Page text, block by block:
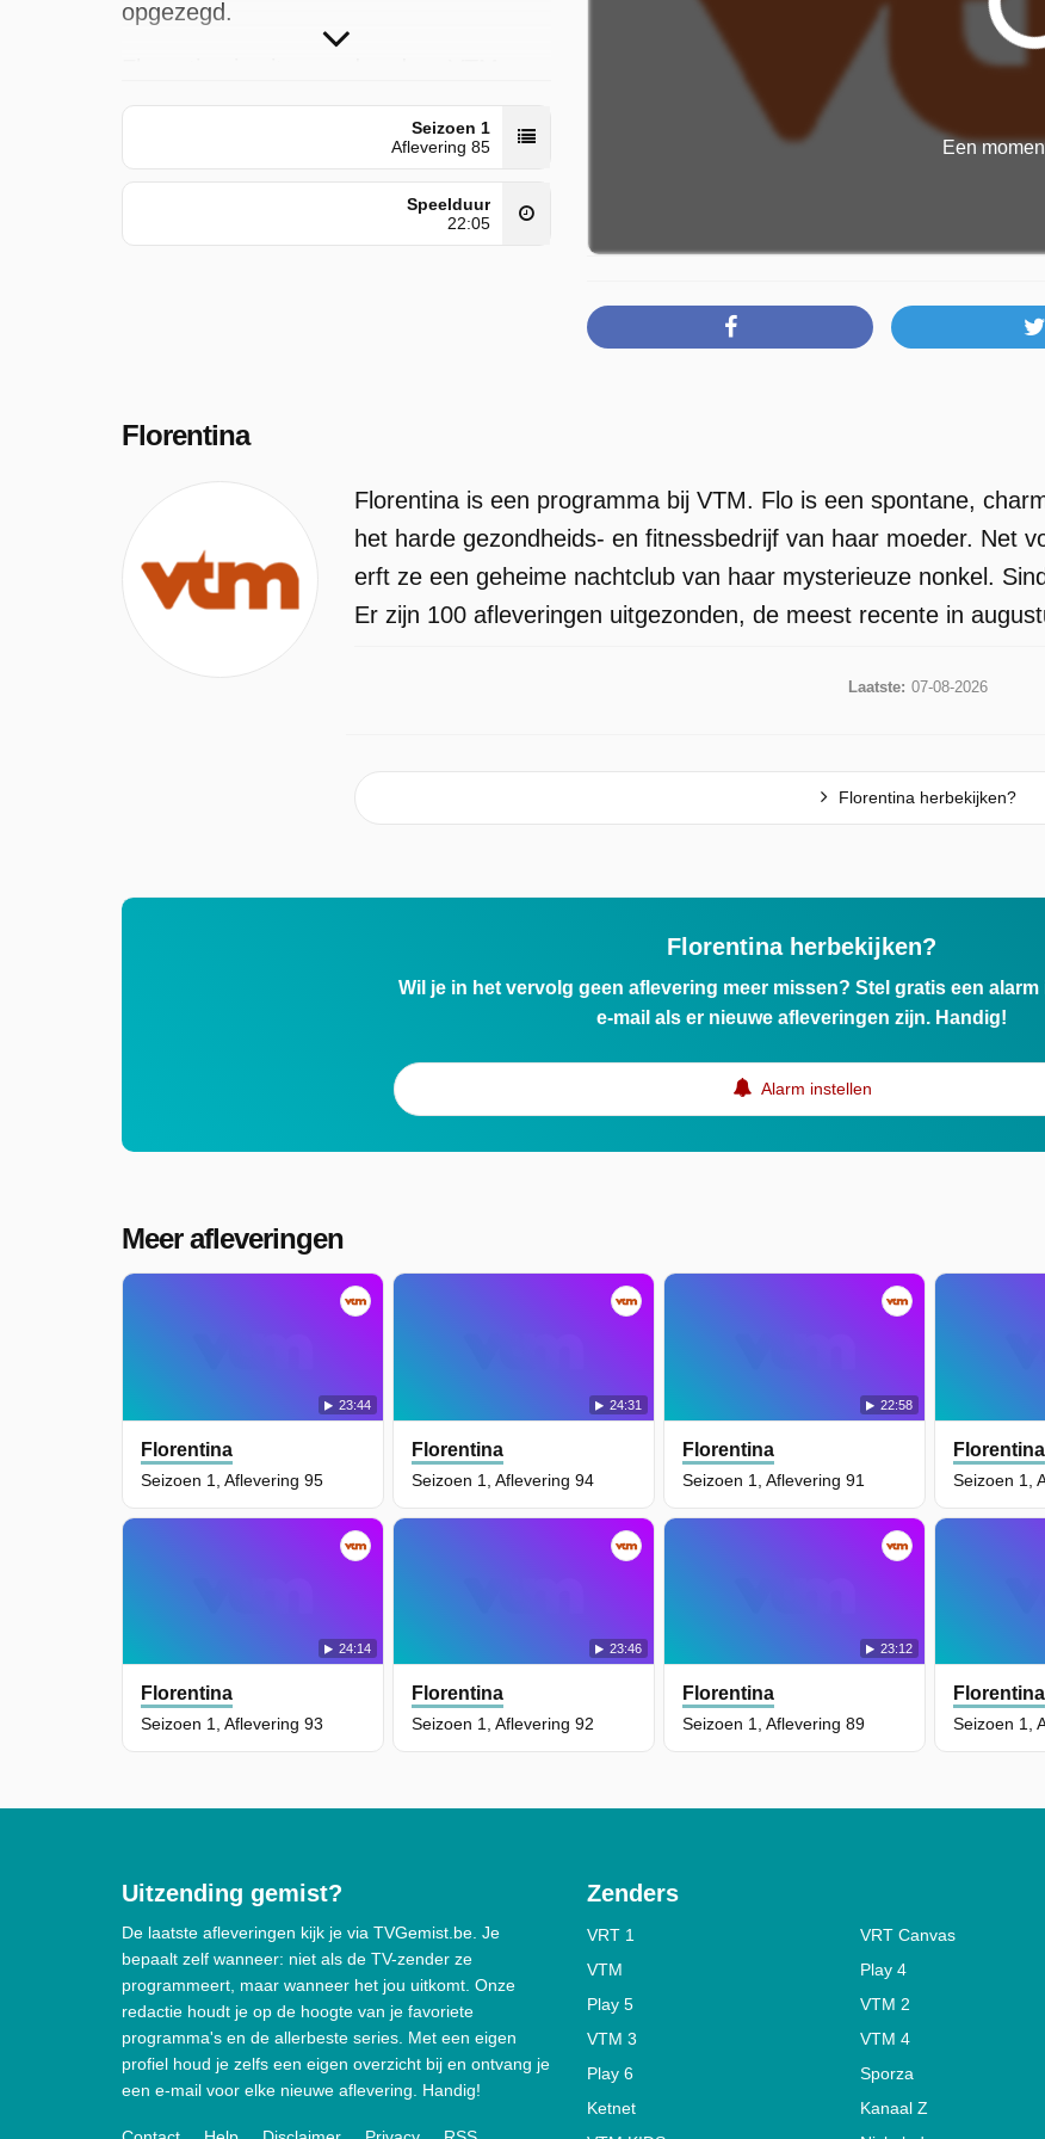
opgezegd.
maandag 1 juni 2026 om 00:00 uur.
Seizoen 1
Aflevering 85
Speelduur
22:05
Een
Florentina
Florentina is een programma bij VTM. Flo is een spontane,
het harde gezondheids- en fitnessbedrijf van haar moeder. Net
erft ze een geheime nachtclub van haar mysterieuze nonkel.
Er zijn 100 afleveringen uitgezonden, de meest recente in
Laatste: 07-08-2026
Florentina herbekijken?
Florentina herbekijken?
Wil je in het vervolg geen aflevering meer missen? Stel gratis een
e-mail als er nieuwe afleveringen zijn. Handig!
Alarm instellen
Meer afleveringen
23:44
Florentina
Seizoen 1, Aflevering 95
24:31
Florentina
Seizoen 1, Aflevering 94
24:14
Florentina
Seizoen 1, Aflevering 93
23:46
Florentina
Seizoen 1, Aflevering 92
22:58
Florentina
Seizoen 1, Aflevering 91
Florentina
Seizoen 1,
23:12
Florentina
Seizoen 1, Aflevering 89
Florentina
Seizoen 1,
Uitzending gemist?
De laatste afleveringen kijk je via TVGemist.be. Je
bepaalt zelf wanneer: niet als de TV-zender ze
programmeert, maar wanneer het jou uitkomt. Onze
redactie houdt je op de hoogte van je favoriete
programma's en de allerbeste series. Met een eigen
profiel houd je zelfs een eigen overzicht bij en ontvang je
een e-mail voor elke nieuwe aflevering. Handig!
Zenders
VRT 1
VRT Canvas
VTM
Play 4
Play 5
VTM 2
VTM 3
VTM 4
Play 6
Sporza
Ketnet
Kanaal Z